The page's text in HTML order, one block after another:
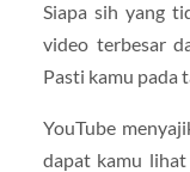
Siapa sih yang
video terbesar
Pasti kamu pada
YouTube
dapat kamu lihat